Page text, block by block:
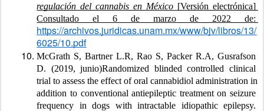
regulación del cannabis en México [Versión electrónica]
https://archivos.juridicas.unam.mx/www/bjv/libros/13/
6025/10.pdf
McGrath S, Bartner L.R, Rao S, Packer R.A, Gusrafson
D. (2019, junio)Randomized blinded controlled clinical
trial to assess the effect of oral cannabidiol administration in
addition to conventional antiepileptic treatment on seizure
frequency in dogs with intractable idiopathic epilepsy.